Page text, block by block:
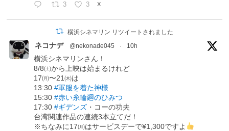
3 3 X
横浜シネマリン リツイートされました
ネコナデ @nekonade045 · 10h
横浜シネマリンさん！
8/8㈯から上映は始まるけれど
17㈪〜21㈭は
13:30#軍服を着た神様
15:30#赤い糸輪廻のひみつ
17:30#ギデンズ ・コーの功夫
台湾関連作品の連続3本立てだ！
※ちなみに17㈪はサービスデーで¥1,300ですよ